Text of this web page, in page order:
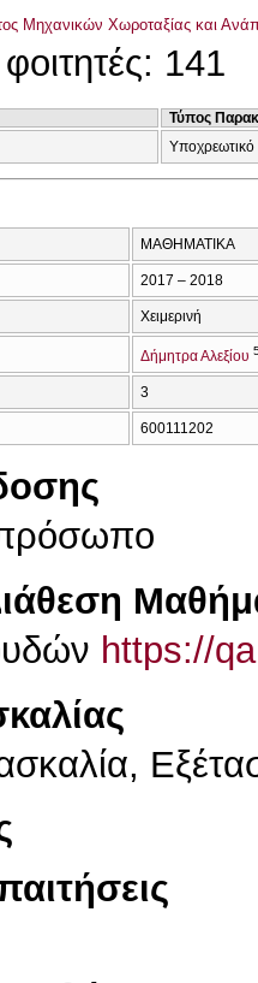
Μηχανικών Χωροταξίας και
141
Τύπος
Υποχρεωτικό
ΜΑΘΗΜΑΤΙΚΑ
2017 – 2018
Χειμερινή
Δήμητρα Αλεξίου
3
600111202
https://